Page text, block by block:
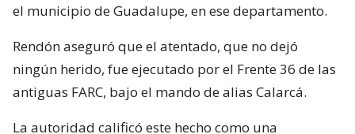
el municipio de Guadalupe, en ese departamento.
Rendón aseguró que el atentado, que no dejó
ningún herido, fue ejecutado por el Frente 36 de las
antiguas FARC, bajo el mando de alias Calarcá.
La autoridad calificó este hecho como una